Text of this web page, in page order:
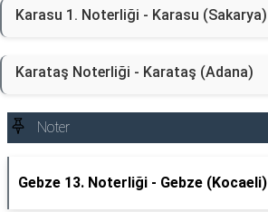
Karasu 1. Noterliği - Karasu (Sakarya)
Karataş Noterliği - Karataş (Adana)
Noter
Gebze 13. Noterliği - Gebze (Kocaeli)